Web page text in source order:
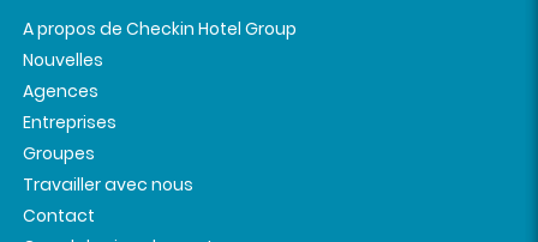
A propos de Checkin Hotel Group
Nouvelles
Agences
Entreprises
Groupes
Travailler avec nous
Contact